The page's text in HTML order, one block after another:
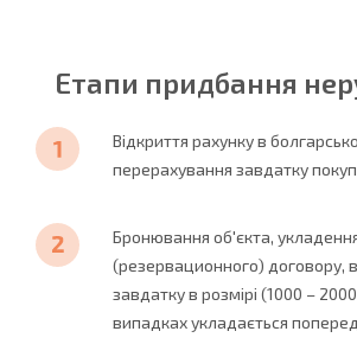
Етапи придбання
Відкриття рахунку в
перерахування завдатку
Бронювання об'єкта,
(резервационного) договору,
завдатку в розмірі (1000 –
випадках укладається